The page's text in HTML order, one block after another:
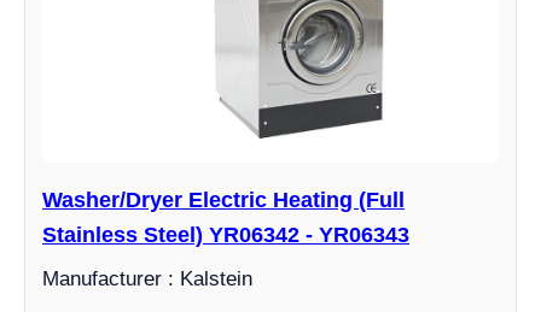
Washer/Dryer Electric Heating (Full
Stainless Steel) YR06342 - YR06343
Manufacturer : Kalstein